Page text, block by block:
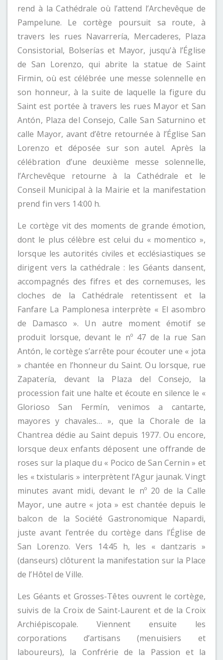
rend à la Cathédrale où l’attend l’Archevêque de
Pampelune. Le cortège poursuit sa route, à
travers les rues Navarrería, Mercaderes, Plaza
Consistorial, Bolserías et Mayor, jusqu’à l’Église
de San Lorenzo, qui abrite la statue de Saint
Firmin, où est célébrée une messe solennelle en
son honneur, à la suite de laquelle la figure du
Saint est portée à travers les rues Mayor et San
Antón, Plaza del Consejo, Calle San Saturnino et
calle Mayor, avant d’être retournée à l’Église San
Lorenzo et déposée sur son autel. Après la
célébration d’une deuxième messe solennelle,
l’Archevêque retourne à la Cathédrale et le
Conseil Municipal à la Mairie et la manifestation
prend fin vers 14:00 h.
Le cortège vit des moments de grande émotion,
dont le plus célèbre est celui du « momentico »,
lorsque les autorités civiles et ecclésiastiques se
dirigent vers la cathédrale : les Géants dansent,
accompagnés des fifres et des cornemuses, les
cloches de la Cathédrale retentissent et la
Fanfare La Pamplonesa interprète « El asombro
de Damasco ». Un autre moment émotif se
produit lorsque, devant le nº 47 de la rue San
Antón, le cortège s’arrête pour écouter une « jota
» chantée en l’honneur du Saint. Ou lorsque, rue
Zapatería, devant la Plaza del Consejo, la
procession fait une halte et écoute en silence le «
Glorioso San Fermín, venimos a cantarte,
mayores y chavales… », que la Chorale de la
Chantrea dédie au Saint depuis 1977. Ou encore,
lorsque deux enfants déposent une offrande de
roses sur la plaque du « Pocico de San Cernin » et
les « txistularis » interprètent l’Agur jaunak. Vingt
minutes avant midi, devant le nº 20 de la Calle
Mayor, une autre « jota » est chantée depuis le
balcon de la Société Gastronomique Napardi,
juste avant l’entrée du cortège dans l’Église de
San Lorenzo. Vers 14:45 h, les « dantzaris »
(danseurs) clôturent la manifestation sur la Place
de l’Hôtel de Ville.
Les Géants et Grosses-Têtes ouvrent le cortège,
suivis de la Croix de Saint-Laurent et de la Croix
Archiépiscopale. Viennent ensuite les
corporations d’artisans (menuisiers et
laboureurs), la Confrérie de la Passion et la